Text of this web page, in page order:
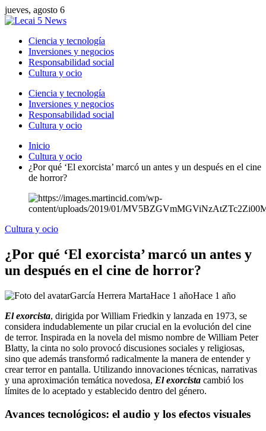
jueves, agosto 6
Ciencia y tecnología
Inversiones y negocios
Responsabilidad social
Cultura y ocio
Ciencia y tecnología
Inversiones y negocios
Responsabilidad social
Cultura y ocio
Inicio
Cultura y ocio
¿Por qué ‘El exorcista’ marcó un antes y un después en el cine
de horror?
Cultura y ocio
¿Por qué ‘El exorcista’ marcó un antes y
un después en el cine de horror?
García Herrera MartaHace 1 añoHace 1 año
El exorcista, dirigida por William Friedkin y lanzada en 1973, se
considera indudablemente un pilar crucial en la evolución del cine
de terror. Inspirada en la novela del mismo nombre de William Peter
Blatty, la cinta no solo provocó discusiones sociales y religiosas,
sino que además transformó radicalmente la manera de entender y
crear terror en pantalla. Utilizando innovaciones técnicas, narrativas
y una aproximación temática novedosa, El exorcista cambió los
límites de lo aceptado y establecido dentro del género.
Avances tecnológicos: el audio y los efectos visuales